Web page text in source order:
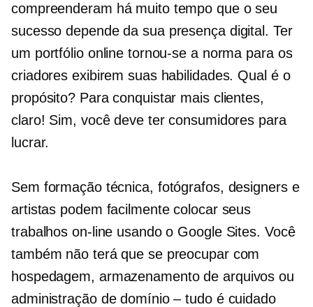
compreenderam há muito tempo que o seu
sucesso depende da sua presença digital. Ter
um portfólio online tornou-se a norma para os
criadores exibirem suas habilidades. Qual é o
propósito? Para conquistar mais clientes,
claro! Sim, você deve ter consumidores para
lucrar.
Sem formação técnica, fotógrafos, designers e
artistas podem facilmente colocar seus
trabalhos on-line usando o Google Sites. Você
também não terá que se preocupar com
hospedagem, armazenamento de arquivos ou
administração de domínio – tudo é cuidado